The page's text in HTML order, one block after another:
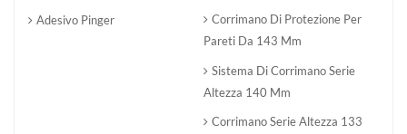
Adesivo Pinger
Corrimano Di Protezione Per
Pareti Da 143 Mm
Sistema Di Corrimano Serie
Altezza 140 Mm
Corrimano Serie Altezza 133